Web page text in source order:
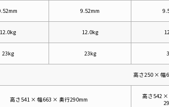
9.52mm
12.0kg 12.0kg
23kg 23kg
高さ250 × 幅
高さ541 × 幅663 × 奥行290mm
高さ542